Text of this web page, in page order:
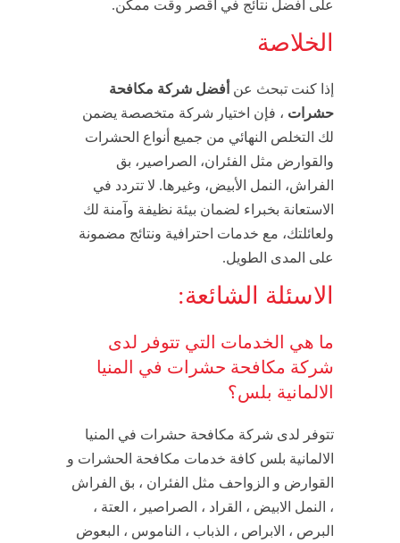
على أفضل نتائج في أقصر وقت ممكن.
الخلاصة
إذا كنت تبحث عن أفضل شركة مكافحة
حشرات ، فإن اختيار شركة متخصصة يضمن
لك التخلص النهائي من جميع أنواع الحشرات
والقوارض مثل الفئران، الصراصير، بق
الفراش، النمل الأبيض، وغيرها. لا تتردد في
الاستعانة بخبراء لضمان بيئة نظيفة وآمنة لك
ولعائلتك، مع خدمات احترافية ونتائج مضمونة
على المدى الطويل.
الاسئلة الشائعة:
ما هي الخدمات التي تتوفر لدى
شركة مكافحة حشرات في المنيا
الالمانية بلس؟
تتوفر لدى شركة مكافحة حشرات في المنيا
الالمانية بلس كافة خدمات مكافحة الحشرات و
القوارض و الزواحف مثل الفئران ، بق الفراش
، النمل الابيض ، القراد ، الصراصير ، العتة ،
البرص ، الابراص ، الذباب ، الناموس ، البعوض